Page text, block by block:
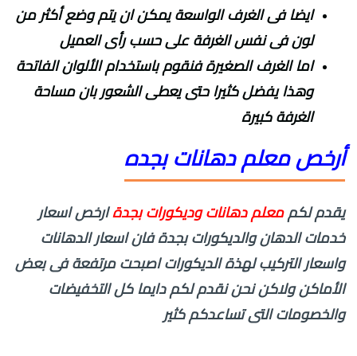
ايضا فى الغرف الواسعة يمكن ان يتم وضع أكثر من
لون فى نفس الغرفة على حسب رأى العميل
اما الغرف الصغيرة فنقوم باستخدام الألوان الفاتحة
وهذا يفضل كثيرا حتى يعطى الشعور بان مساحة
الغرفة كبيرة
أرخص معلم دهانات بجده
يقدم لكممعلم دهانات وديكورات بجدةارخص اسعار
خدمات الدهان والديكورات بجدة فان اسعار الدهانات
واسعار التركيب لهذة الديكورات اصبحت مرتفعة فى بعض
الأماكن ولاكن نحن نقدم لكم دايما كل التخفيضات
والخصومات التى تساعدكم كثير